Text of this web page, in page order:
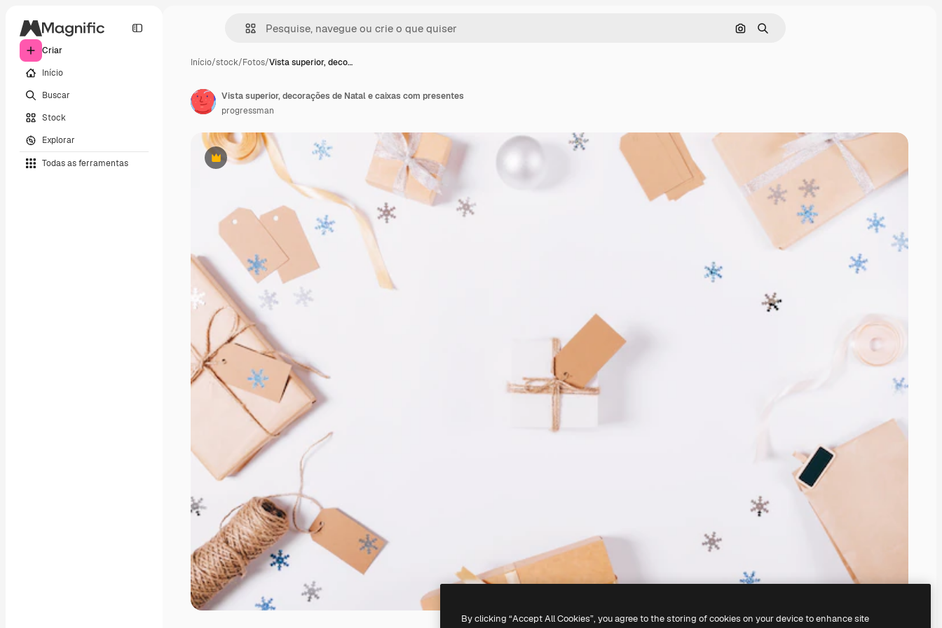
Criar
Início
Buscar
Stock
Explorar
Todas as ferramentas
Pesquisar por imagem
Buscar
Início/stock/Fotos/Vista superior, deco…
Premium
Vista superior, decorações de Natal e caixas com presentes
progressman
By clicking “Accept All Cookies”, you agree to the storing of cookies on your device to enhance site